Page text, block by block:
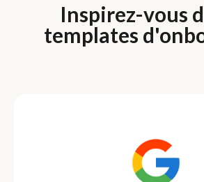
Inspirez-vous
templates